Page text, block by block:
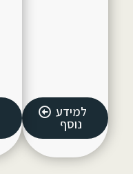
למידע
נוסף